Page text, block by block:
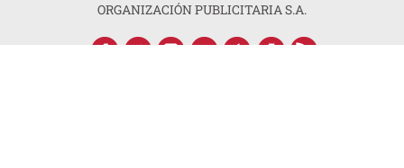
ORGANIZACIÓN PUBLICITARIA S.A.